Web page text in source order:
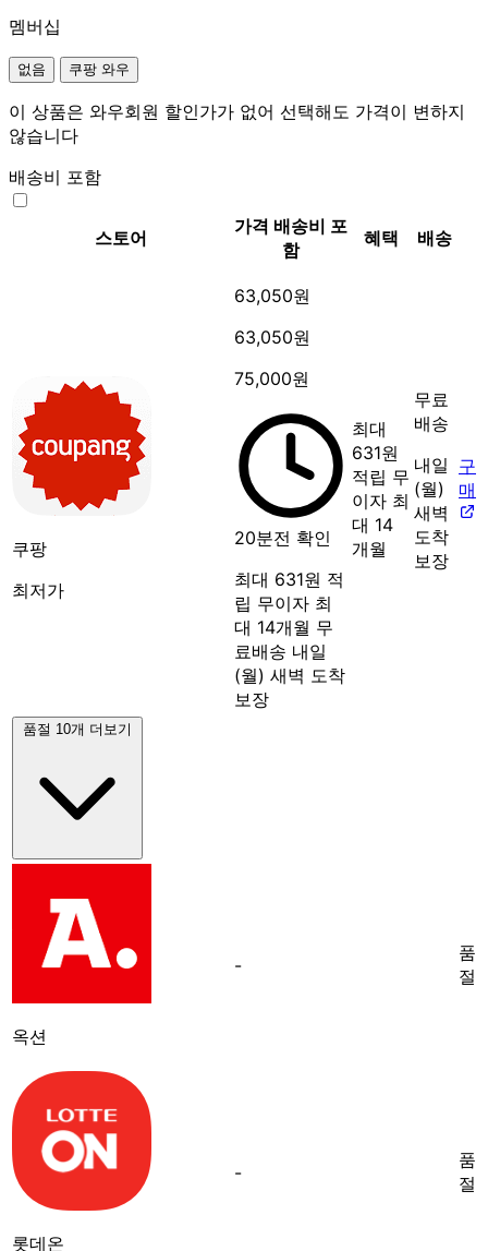
멤버십
없음 쿠팡 와우
이 상품은 와우회원 할인가가 없어 선택해도 가격이 변하지
않습니다
배송비 포함
스토어
가격 배송비 포
함
혜택 배송
쿠팡
최저가
63,050원
63,050원
75,000원
20분전 확인
최대 631원 적
립 무이자 최
대 14개월 무
료배송 내일
(월) 새벽 도착
보장
최대
631원
적립 무
이자 최
대 14
개월
무료
배송
내일
(월)
새벽
도착
보장
구
매
품절 10개 더보기
옥션
-
품
절
롯데온
-
품
절